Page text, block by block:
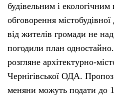
будівельним і
обговорення
від жителів громади не
погодили план
розгляне архітектурно-
Чернігівської ОДА.
меняни можуть подати до